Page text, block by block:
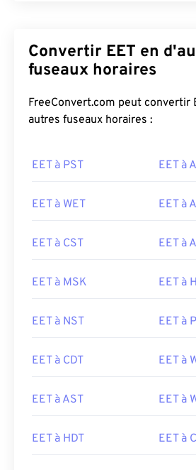
Convertir EET en
fuseaux horaires
FreeConvert.com peut convertir
autres fuseaux horaires :
EET à PST EET à
EET à WET EET à
EET à CST EET à
EET à MSK EET à
EET à NST EET à
EET à CDT EET à
EET à AST EET à
EET à HDT EET à